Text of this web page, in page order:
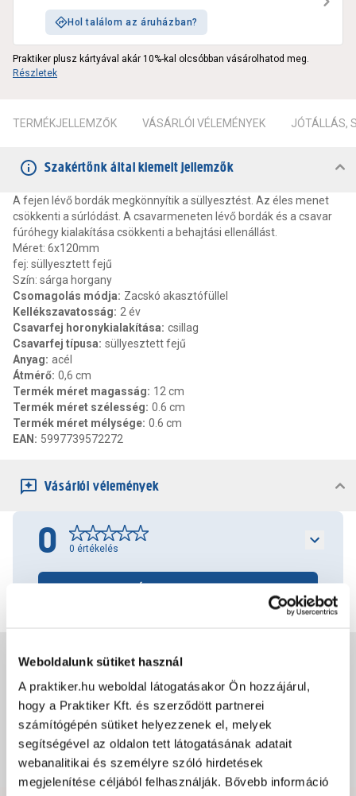
Weboldalunk sütiket használ
A praktiker.hu weboldal látogatásakor Ön hozzájárul,
hogy a Praktiker Kft. és szerződött partnerei
számítógépén sütiket helyezzenek el, melyek
segítségével az oldalon tett látogatásának adatait
webanalitikai és személyre szóló hirdetések
megjelenítése céljából felhasználják. Bővebb információ
Hol találom az áruházban?
Praktiker plusz kártyával akár 10%-kal olcsóbban vásárolhatod meg.
Részletek
TERMÉKJELLEMZŐK VÁSÁRLÓI VÉLEMÉNYEK JÓTÁLLÁS,
Szakértőnk által kiemelt jellemzők
A fejen lévő bordák megkönnyítik a süllyesztést. Az éles menet
csökkenti a súrlódást. A csavarmeneten lévő bordák és a csavar
fúróhegy kialakítása csökkenti a behajtási ellenállást.
Méret: 6x120mm
fej: süllyesztett fejű
Szín: sárga horgany
Csomagolás módja: Zacskó akasztófüllel
Kellékszavatosság: 2 év
Csavarfej horonykialakítása: csillag
Csavarfej típusa: süllyesztett fejű
Anyag: acél
Átmérő: 0,6 cm
Termék méret magasság: 12 cm
Termék méret szélesség: 0.6 cm
Termék méret mélysége: 0.6 cm
EAN : 5997739572272
Vásárlói vélemények
0 0 értékelés
Értékelés írása
Jótállás, szavatosság
Csomagolási és súly információk
Dokumentumok, felelős személy